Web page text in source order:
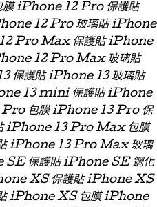
iPhone 12 Pro 保護貼
12 Pro 玻璃貼 iPhone
Pro Max 保護貼 iPhone
12 Pro Max 玻璃貼
保護貼 iPhone 13 玻璃貼
13 mini 保護貼 iPhone
包膜 iPhone 13 Pro 保
iPhone 13 Pro Max 包膜
iPhone 13 Pro Max 玻璃
保護貼 iPhone SE 鋼化
XS 保護貼 iPhone XS
iPhone XS 包膜 iPhone